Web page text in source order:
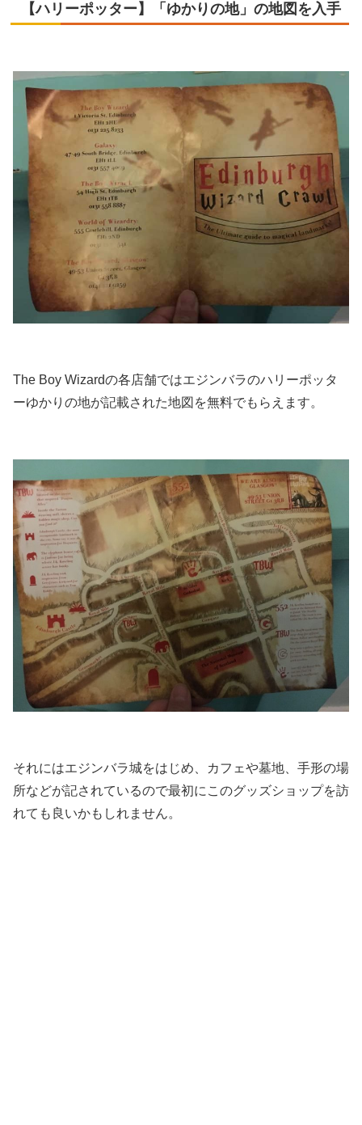
【ハリーポッター】「ゆかりの地」の地図を入手
The Boy Wizardの各店舗ではエジンバラのハリーポッタ
ーゆかりの地が記載された地図を無料でもらえます。
それにはエジンバラ城をはじめ、カフェや墓地、手形の場
所などが記されているので最初にこのグッズショップを訪
れても良いかもしれません。